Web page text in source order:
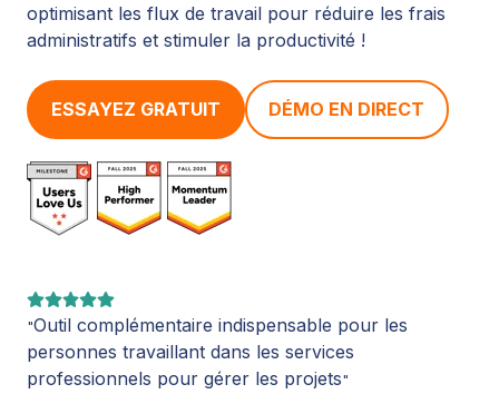
optimisant les flux de travail pour réduire les frais
administratifs et stimuler la productivité !
ESSAYEZ GRATUIT DÉMO EN DIRECT
"Outil complémentaire indispensable pour les
personnes travaillant dans les services
professionnels pour gérer les projets"